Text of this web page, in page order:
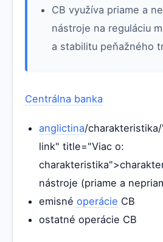
CB využíva priame a
nástroje na reguláciu
a stabilitu peňažného
Centrálna banka
anglictina/
link" title="Viac o:
nástroje (priame a
emisné operácie CB
ostatné operácie CB